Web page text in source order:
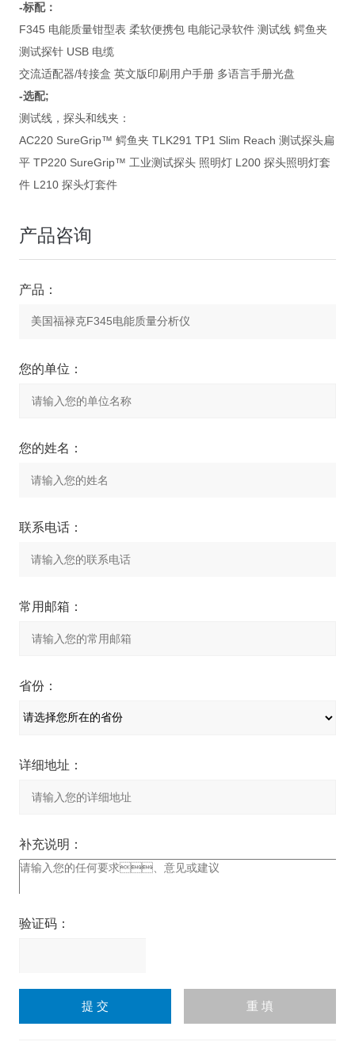
-标配：
F345 电能质量钳型表 柔软便携包 电能记录软件 测试线 鳄鱼夹
测试探针 USB 电缆
交流适配器/转接盒 英文版印刷用户手册 多语言手册光盘
-选配;
测试线，探头和线夹：
AC220 SureGrip™ 鳄鱼夹 TLK291 TP1 Slim Reach 测试探头扁
平 TP220 SureGrip™ 工业测试探头 照明灯 L200 探头照明灯套
件 L210 探头灯套件
产品咨询
产品：
您的单位：
您的姓名：
联系电话：
常用邮箱：
省份：
详细地址：
补充说明：
验证码：